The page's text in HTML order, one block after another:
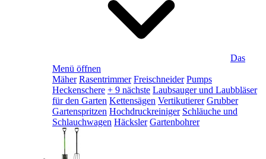
Das
Menü öffnen
Mäher Rasentrimmer Freischneider Pumps
Heckenschere + 9 nächste Laubsauger und Laubbläser
für den Garten Kettensägen Vertikutierer Grubber
Gartenspritzen Hochdruckreiniger Schläuche und
Schlauchwagen Häcksler Gartenbohrer